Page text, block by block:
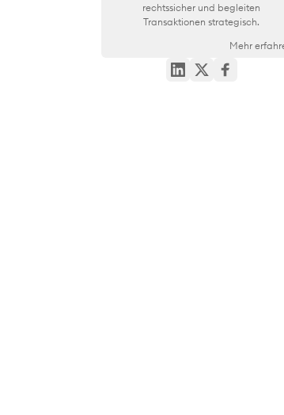
rechtssicher und begleiten
Transaktionen strategisch.
Mehr